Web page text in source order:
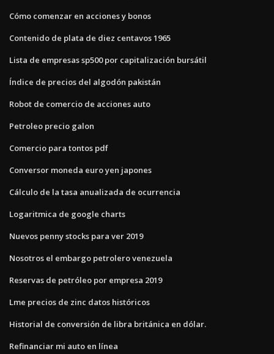
Cómo comenzar en acciones y bonos
Contenido de plata de diez centavos 1965
Lista de empresas sp500 por capitalización bursátil
Índice de precios del algodón pakistán
Robot de comercio de acciones auto
Petroleo precio galon
Comercio para tontos pdf
Conversor moneda euro yen japones
Cálculo de la tasa anualizada de ocurrencia
Logaritmica de google charts
Nuevos penny stocks para ver 2019
Nosotros el embargo petrolero venezuela
Reservas de petróleo por empresa 2019
Lme precios de zinc datos históricos
Historial de conversión de libra británica en dólar.
Refinanciar mi auto en línea